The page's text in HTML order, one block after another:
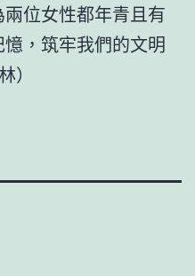
位女性都年青且有
，筑牢我們的文明
）